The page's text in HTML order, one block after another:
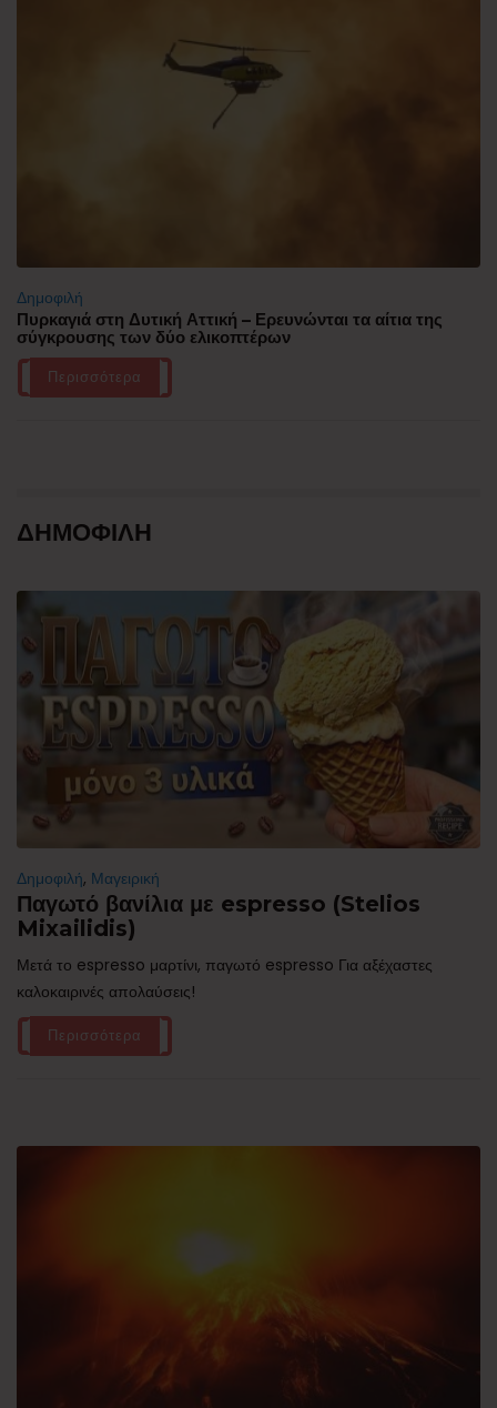
Δημοφιλή
Πυρκαγιά στη Δυτική Αττική – Ερευνώνται τα αίτια της
σύγκρουσης των δύο ελικοπτέρων
Περισσότερα
ΔΗΜΟΦΙΛΗ
Δημοφιλή, Μαγειρική
Παγωτό βανίλια με espresso (Stelios
Mixailidis)
Μετά το espresso μαρτίνι, παγωτό espresso Για αξέχαστες
καλοκαιρινές απολαύσεις!
Περισσότερα